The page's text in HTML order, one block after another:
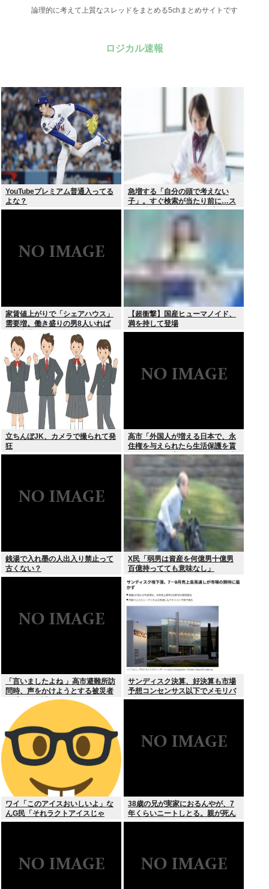
論理的に考えて上質なスレッドをまとめる5chまとめサイトです
ロジカル速報
YouTubeプレミアム普通入ってる
よな？
急増する「自分の頭で考えない
子」。すぐ検索が当たり前に…ス
マホ時代の”親切すぎる教育”が奪
家賃値上がりで「シェアハウス」
需要増。働き盛りの男8人いれば
一軒家暮らしも余裕で毎日楽しい
【超衝撃】国産ヒューマノイド、
満を持して登場
立ちんぼJK、カメラで撮られて発
狂
高市「外国人が増える日本で、永
住権を与えられたら生活保護を貰
うなんて人が増えては困る。日本
人以上の水準の人のみ許可しま
す」
銭湯で入れ墨の人出入り禁止って
古くない？
X民「弱男は資産を何億男十億男
百億持ってても意味なし」
「言いましたよね 」高市避難所訪
問時、声をかけようとする被災者
を威圧する謎のハゲガードマンが
サンディスク決算、好決算も市場
予想コンセンサス以下でメモリバ
ブル終了へ
ワイ「このアイスおいしいよ」な
んG民「それラクトアイスじゃ
ん」
38歳の兄が実家におるんやが、7
年くらいニートしとる。親が死ん
だ後の処理どうしよう